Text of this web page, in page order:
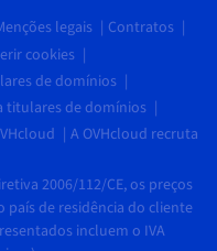
legais
Contratos
cookies
de domínios
titulares de domínios
A OVHcloud recruta
2006/112/CE, os preços
país de residência do cliente
incluem o IVA